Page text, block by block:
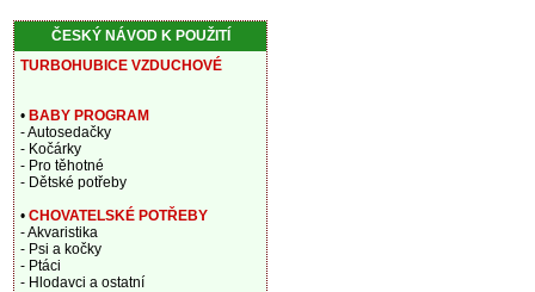
ČESKÝ NÁVOD K POUŽITÍ
TURBOHUBICE VZDUCHOVÉ
• BABY PROGRAM
- Autosedačky
- Kočárky
- Pro těhotné
- Dětské potřeby
• CHOVATELSKÉ POTŘEBY
- Akvaristika
- Psi a kočky
- Ptáci
- Hlodavci a ostatní